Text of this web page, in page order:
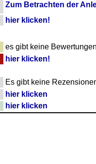
Zum Betrachten der
hier klicken!
es gibt keine
hier klicken!
Es gibt keine
hier klicken
hier klicken